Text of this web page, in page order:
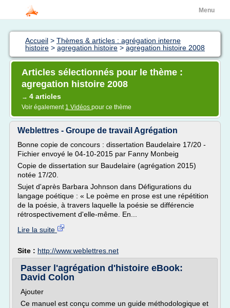
Menu
Accueil > Thèmes & articles : agrégation interne
histoire > agregation histoire > agregation histoire 2008
Articles sélectionnés pour le thème :
agregation histoire 2008
→ 4 articles
Voir également 1 Vidéos pour ce thème
Weblettres - Groupe de travail Agrégation
Bonne copie de concours : dissertation Baudelaire 17/20 -
Fichier envoyé le 04-10-2015 par Fanny Monbeig
Copie de dissertation sur Baudelaire (agrégation 2015)
notée 17/20.
Sujet d'après Barbara Johnson dans Défigurations du
langage poétique : « Le poème en prose est une répétition
de la poésie, à travers laquelle la poésie se différencie
rétrospectivement d'elle-même. En...
Lire la suite
Site : http://www.weblettres.net
Passer l'agrégation d'histoire eBook:
David Colon
Ajouter
Ce manuel est conçu comme un guide méthodologique et